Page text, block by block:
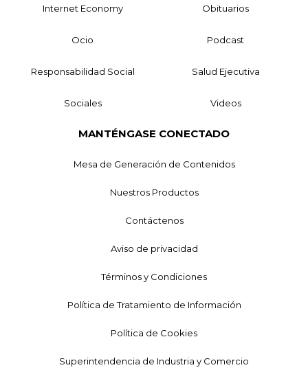
Internet Economy Obituarios
Ocio Podcast
Responsabilidad Social Salud Ejecutiva
Sociales Videos
MANTÉNGASE CONECTADO
Mesa de Generación de Contenidos
Nuestros Productos
Contáctenos
Aviso de privacidad
Términos y Condiciones
Política de Tratamiento de Información
Política de Cookies
Superintendencia de Industria y Comercio